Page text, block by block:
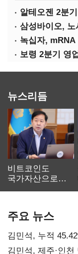
알테오젠 2분
삼성바이오,
녹십자,
보령 2분기 영
뉴스리듬
비트코인도
국가자산으로…'
주요 뉴스
김민석, 누적
0.86%p(2보)
김민석, 제주·인